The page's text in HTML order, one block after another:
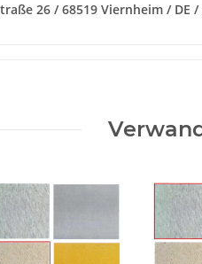
26 / 68519 Viernheim /